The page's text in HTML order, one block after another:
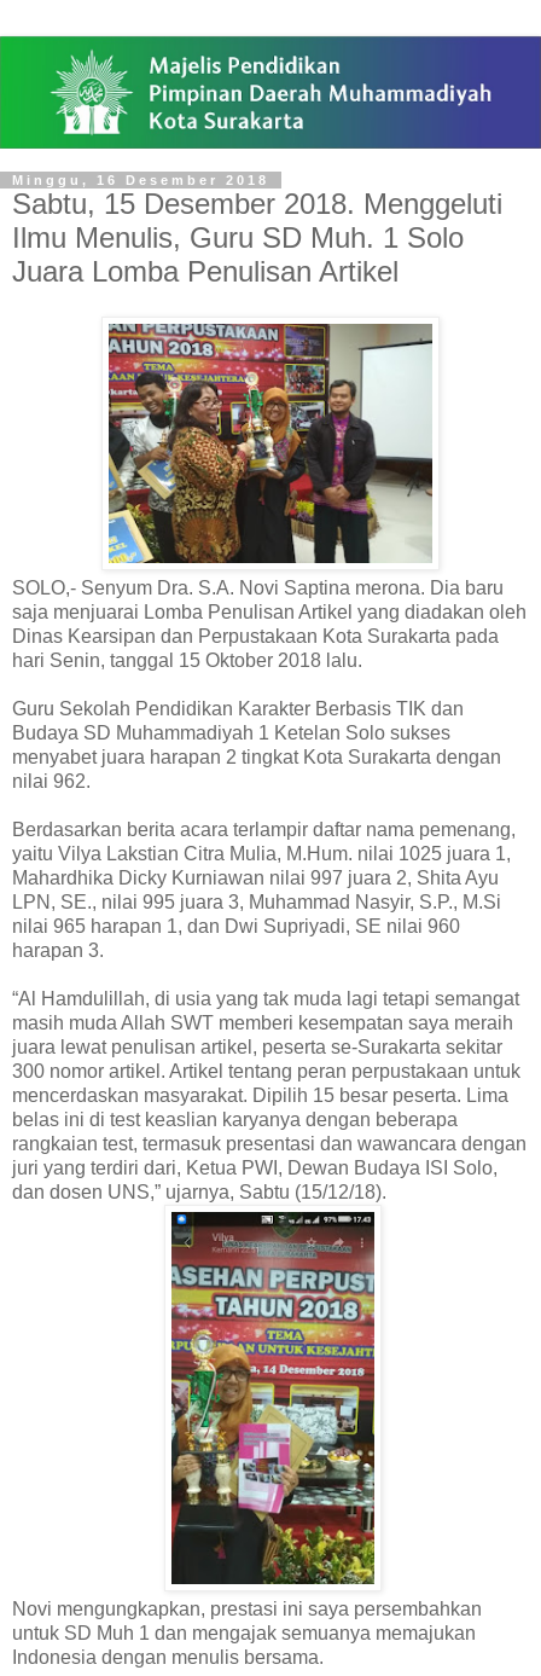
Minggu, 16 Desember 2018
Sabtu, 15 Desember 2018. Menggeluti
Ilmu Menulis, Guru SD Muh. 1 Solo
Juara Lomba Penulisan Artikel
SOLO,- Senyum Dra. S.A. Novi Saptina merona. Dia baru
saja menjuarai Lomba Penulisan Artikel yang diadakan oleh
Dinas Kearsipan dan Perpustakaan Kota Surakarta pada
hari Senin, tanggal 15 Oktober 2018 lalu.
Guru Sekolah Pendidikan Karakter Berbasis TIK dan
Budaya SD Muhammadiyah 1 Ketelan Solo sukses
menyabet juara harapan 2 tingkat Kota Surakarta dengan
nilai 962.
Berdasarkan berita acara terlampir daftar nama pemenang,
yaitu Vilya Lakstian Citra Mulia, M.Hum. nilai 1025 juara 1,
Mahardhika Dicky Kurniawan nilai 997 juara 2, Shita Ayu
LPN, SE., nilai 995 juara 3, Muhammad Nasyir, S.P., M.Si
nilai 965 harapan 1, dan Dwi Supriyadi, SE nilai 960
harapan 3.
“Al Hamdulillah, di usia yang tak muda lagi tetapi semangat
masih muda Allah SWT memberi kesempatan saya meraih
juara lewat penulisan artikel, peserta se-Surakarta sekitar
300 nomor artikel. Artikel tentang peran perpustakaan untuk
mencerdaskan masyarakat. Dipilih 15 besar peserta. Lima
belas ini di test keaslian karyanya dengan beberapa
rangkaian test, termasuk presentasi dan wawancara dengan
juri yang terdiri dari, Ketua PWI, Dewan Budaya ISI Solo,
dan dosen UNS,” ujarnya, Sabtu (15/12/18).
Novi mengungkapkan, prestasi ini saya persembahkan
untuk SD Muh 1 dan mengajak semuanya memajukan
Indonesia dengan menulis bersama.